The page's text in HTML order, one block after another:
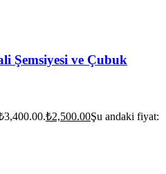
Şemsiyesi ve Çubuk
₺2,500.00Şu andaki fiyat: